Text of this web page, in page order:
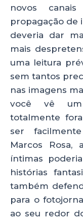
novos
propagação de
deveria dar
mais
uma leitura
sem tantos
nas imagens
você vê um
totalmente
ser
Marcos Rosa,
íntimas
histórias
também
para o
ao seu redor